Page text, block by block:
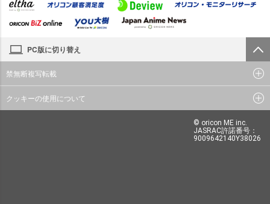
PC版に切り替え
禁無断複写転載
クッキーの使用について
© oricon ME inc.
JASRAC許諾番号：
9009642140Y38026